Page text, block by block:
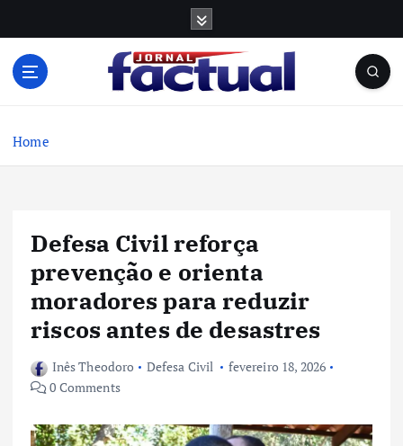
Home
Defesa Civil reforça
prevenção e orienta
moradores para reduzir
riscos antes de desastres
Inês Theodoro Defesa Civil
fevereiro 18, 2026
0 Comments